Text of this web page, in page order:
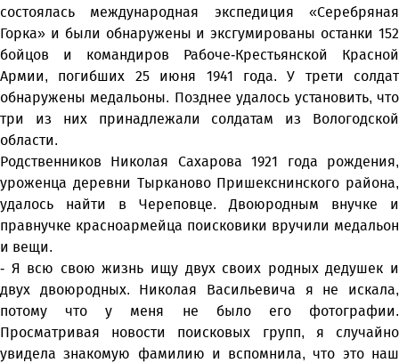
состоялась международная экспедиция «Серебряная
Горка» и были обнаружены и эксгумированы останки 152
бойцов и командиров Рабоче-Крестьянской Красной
Армии, погибших 25 июня 1941 года. У трети солдат
обнаружены медальоны. Позднее удалось установить, что
три из них принадлежали солдатам из Вологодской
области.
Родственников Николая Сахарова 1921 года рождения,
уроженца деревни Тырканово Пришекснинского района,
удалось найти в Череповце. Двоюродным внучке и
правнучке красноармейца поисковики вручили медальон
и вещи.
- Я всю свою жизнь ищу двух своих родных дедушек и
двух двоюродных. Николая Васильевича я не искала,
потому что у меня не было его фотографии.
Просматривая новости поисковых групп, я случайно
увидела знакомую фамилию и вспомнила, что это наш